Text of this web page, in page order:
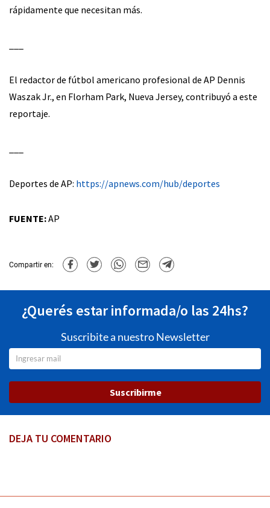
rápidamente que necesitan más.
El redactor de fútbol americano profesional de AP Dennis
Waszak Jr., en Florham Park, Nueva Jersey, contribuyó a este
reportaje.
Deportes de AP: https://apnews.com/hub/deportes
FUENTE:AP
Compartir en:
¿Querés estar informada/o las 24hs?
Suscribite a nuestro Newsletter
Suscribirme
DEJA TU COMENTARIO